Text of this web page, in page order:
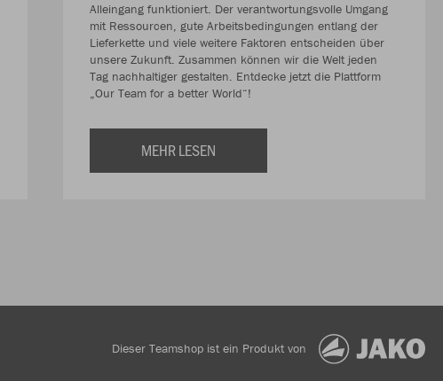
Alleingang funktioniert. Der verantwortungsvolle Umgang
mit Ressourcen, gute Arbeitsbedingungen entlang der
Lieferkette und viele weitere Faktoren entscheiden über
unsere Zukunft. Zusammen können wir die Welt jeden
Tag nachhaltiger gestalten. Entdecke jetzt die Plattform
„Our Team for a better World“!
MEHR LESEN
Dieser Teamshop ist ein Produkt von